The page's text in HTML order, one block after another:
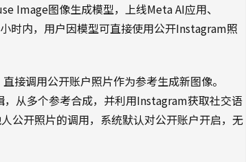
Image图像生成模型，上线Meta AI应用、
时内，用户因模型可直接使用公开Instagram照
接调用公开账户照片作为参考生成新图像。
从多个参考合成，并利用Instagram获取社交语
公开照片的调用，系统默认对公开账户开启，无